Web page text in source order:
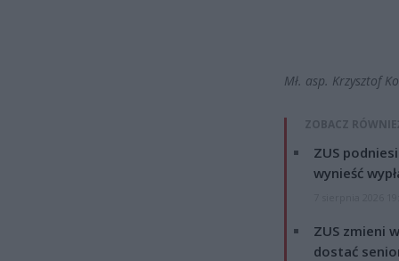
Mł. asp. Krzysztof
ZOBACZ
ZUS
wynieść
ZUS zmieni
dostać